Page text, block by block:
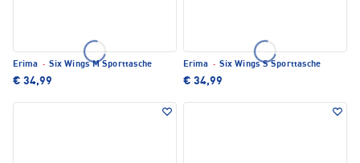
Erima · Six Wings M Sporttasche
€ 34,99
Erima · Six Wings S Sporttasche
€ 34,99